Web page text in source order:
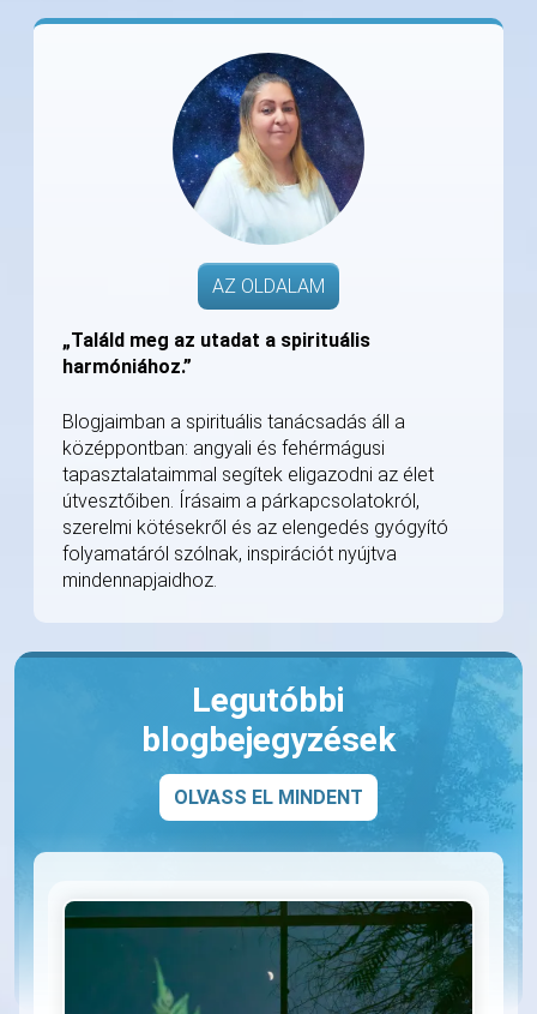
AZ OLDALAM
„Találd meg az utadat a spirituális
harmóniához.”
Blogjaimban a spirituális tanácsadás áll a
középpontban: angyali és fehérmágusi
tapasztalataimmal segítek eligazodni az élet
útvesztőiben. Írásaim a párkapcsolatokról,
szerelmi kötésekről és az elengedés gyógyító
folyamatáról szólnak, inspirációt nyújtva
mindennapjaidhoz.
Legutóbbi
blogbejegyzések
OLVASS EL MINDENT